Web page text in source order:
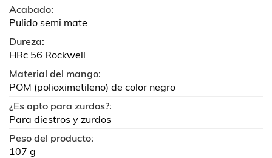
Acabado:
Pulido semi mate
Dureza:
HRc 56 Rockwell
Material del mango:
POM (polioximetileno) de color negro
¿Es apto para zurdos?:
Para diestros y zurdos
Peso del producto:
107 g